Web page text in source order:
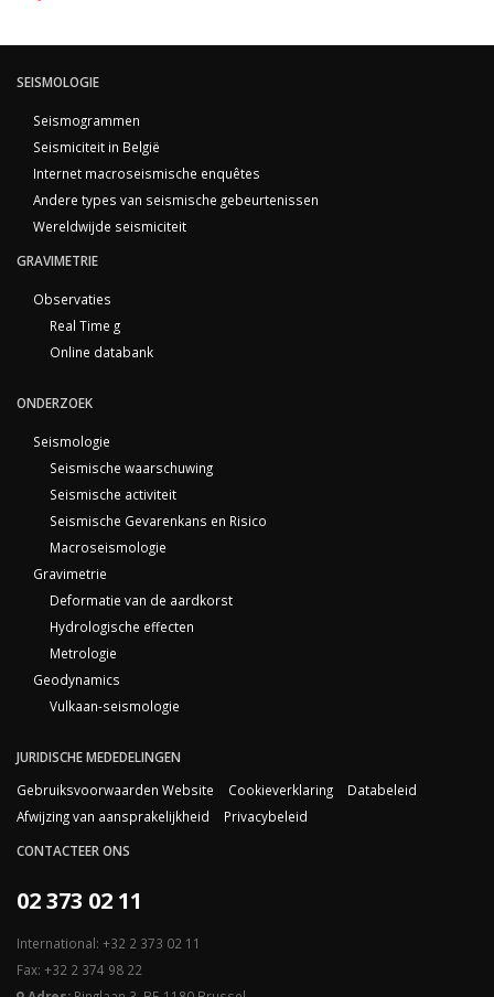
SEISMOLOGIE
Seismogrammen
Seismiciteit in België
Internet macroseismische enquêtes
Andere types van seismische gebeurtenissen
Wereldwijde seismiciteit
GRAVIMETRIE
Observaties
Real Time g
Online databank
ONDERZOEK
Seismologie
Seismische waarschuwing
Seismische activiteit
Seismische Gevarenkans en Risico
Macroseismologie
Gravimetrie
Deformatie van de aardkorst
Hydrologische effecten
Metrologie
Geodynamics
Vulkaan-seismologie
JURIDISCHE MEDEDELINGEN
Gebruiksvoorwaarden Website
Cookieverklaring
Databeleid
Afwijzing van aansprakelijkheid
Privacybeleid
CONTACTEER ONS
02 373 02 11
International: +32 2 373 02 11
Fax: +32 2 374 98 22